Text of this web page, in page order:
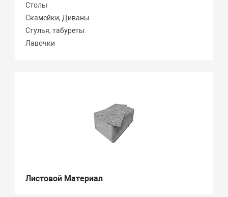
Столы
Скамейки, Диваны
Стулья, табуреты
Лавочки
Листовой Материал